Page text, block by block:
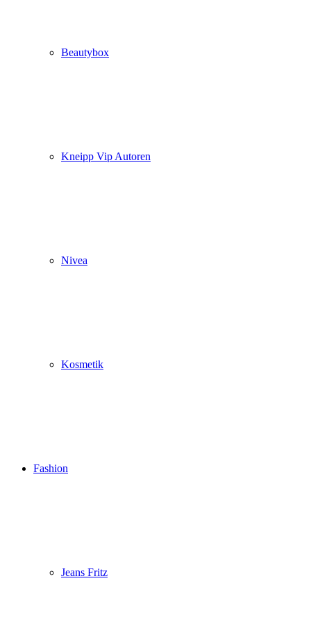
Beautybox
Kneipp Vip Autoren
Nivea
Kosmetik
Fashion
Jeans Fritz